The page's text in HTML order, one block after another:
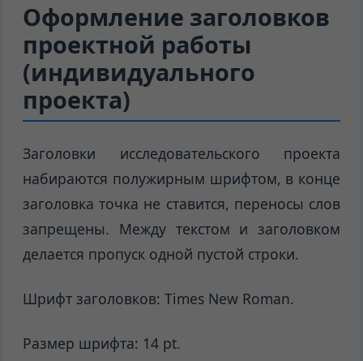
Оформление заголовков
проектной работы
(индивидуального
проекта)
Заголовки исследовательского проекта
набираются полужирным шрифтом, в конце
заголовка точка не ставится, переносы слов
запрещены. Между текстом и заголовком
делается пропуск одной пустой строки.
Шрифт заголовков: Times New Roman.
Размер шрифта: 14 pt.